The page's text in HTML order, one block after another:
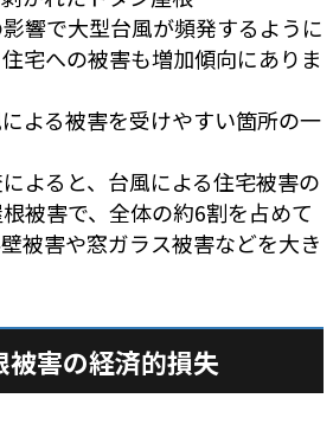
響で大型台風が頻発するように
宅への被害も増加傾向にありま
よる被害を受けやすい箇所の一
よると、台風による住宅被害の
被害で、全体の約6割を占めて
被害や窓ガラス被害などを大き
被害の経済的損失